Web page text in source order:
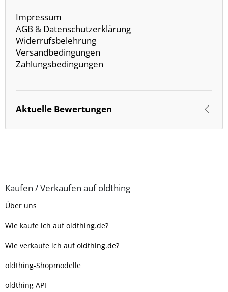
Impressum
AGB & Datenschutzerklärung
Widerrufsbelehrung
Versandbedingungen
Zahlungsbedingungen
Aktuelle Bewertungen
Kaufen / Verkaufen auf oldthing
Über uns
Wie kaufe ich auf oldthing.de?
Wie verkaufe ich auf oldthing.de?
oldthing-Shopmodelle
oldthing API